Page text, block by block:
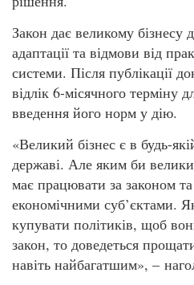
Закон дає великому бізнесу
адаптації та відмови від
системи. Після публікації
відлік 6-місячного терміну
введення його норм у дію.
«Великий бізнес є в будь-
державі. Але яким би
має працювати за законом
економічними суб’єктами.
купувати політиків, щоб
закон, то доведеться
навіть найбагатшим», –